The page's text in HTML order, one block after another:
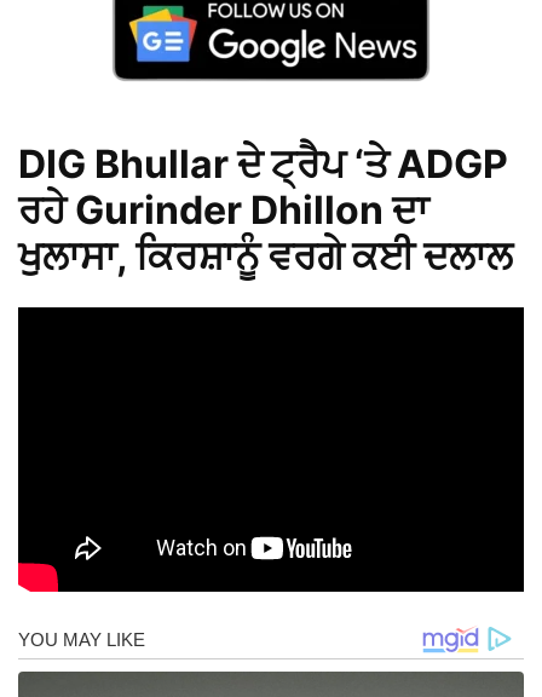
DIG Bhullar ਦੇ ਟ੍ਰੈਪ ‘ਤੇ ADGP
ਰਹੇ Gurinder Dhillon ਦਾ
ਖੁਲਾਸਾ, ਕਿਰਸ਼ਾਨੂੰ ਵਰਗੇ ਕਈ ਦਲਾਲ